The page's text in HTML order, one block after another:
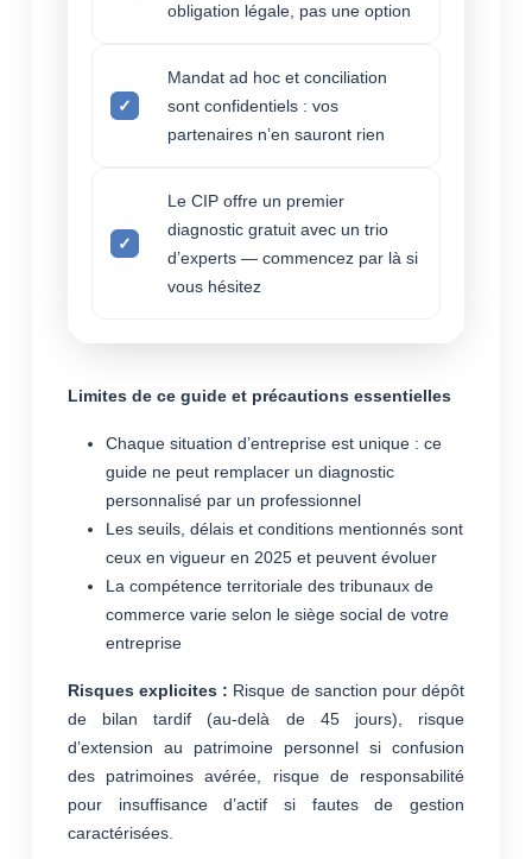
obligation légale, pas une option
Mandat ad hoc et conciliation
sont confidentiels : vos
partenaires n’en sauront rien
Le CIP offre un premier
diagnostic gratuit avec un trio
d’experts — commencez par là si
vous hésitez
Limites de ce guide et précautions essentielles
Chaque situation d’entreprise est unique : ce
guide ne peut remplacer un diagnostic
personnalisé par un professionnel
Les seuils, délais et conditions mentionnés sont
ceux en vigueur en 2025 et peuvent évoluer
La compétence territoriale des tribunaux de
commerce varie selon le siège social de votre
entreprise
Risques explicites : Risque de sanction pour dépôt
de bilan tardif (au-delà de 45 jours), risque
d’extension au patrimoine personnel si confusion
des patrimoines avérée, risque de responsabilité
pour insuffisance d’actif si fautes de gestion
caractérisées.